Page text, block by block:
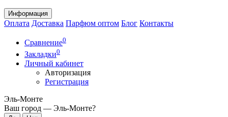
Информация
Оплата Доставка Парфюм оптом Блог Контакты
Сравнение0
Закладки0
Личный кабинет
Авторизация
Регистрация
Эль-Монте
Ваш город — Эль-Монте?